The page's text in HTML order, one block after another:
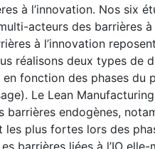
à l’innovation. Nos six
acteurs des barrières à
à l’innovation
réalisons deux types de
fonction des phases du
Le Lean
barrières endogènes,
les plus fortes lors des
barrières liées à l’IO